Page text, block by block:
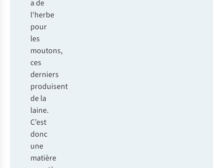
a de
l'herbe
pour
les
moutons,
ces
derniers
produisent
de la
laine.
C’est
donc
une
matière